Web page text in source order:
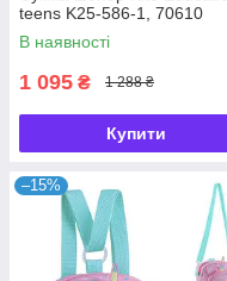
teens K25-586-1, 70610
В наявності
1 095 ₴ 1 288 ₴
Купити
–15%